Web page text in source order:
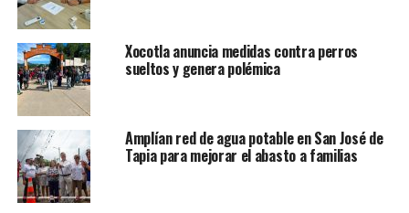
Sin embargo, reconoció la urgencia de los transportistas
de aumentar el costo luego de que hace ya varios años
que no se hace y que aunado a ello se han incrementado
los precios de los combustibles; sin embargo, de
momento no se ha autorizado.
“Ahorita no hay ningún aumento autorizado, sabemos
que llevan varios años de no tener aumento y que los
gastos sube. Nos vamos a acercar a ellos para platicar, la
Xocotla anuncia medidas contra perros
sueltos y genera polémica
Amplían red de agua potable en San José de
Tapia para mejorar el abasto a familias